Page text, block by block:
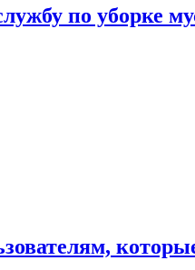
по уборке